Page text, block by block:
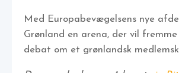
Med Europabevægelsens nye
Grønland en arena, der vil
debat om et grønlandsk